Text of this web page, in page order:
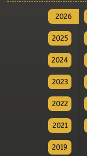
2026
2025
2024
2023
2022
2021
2019